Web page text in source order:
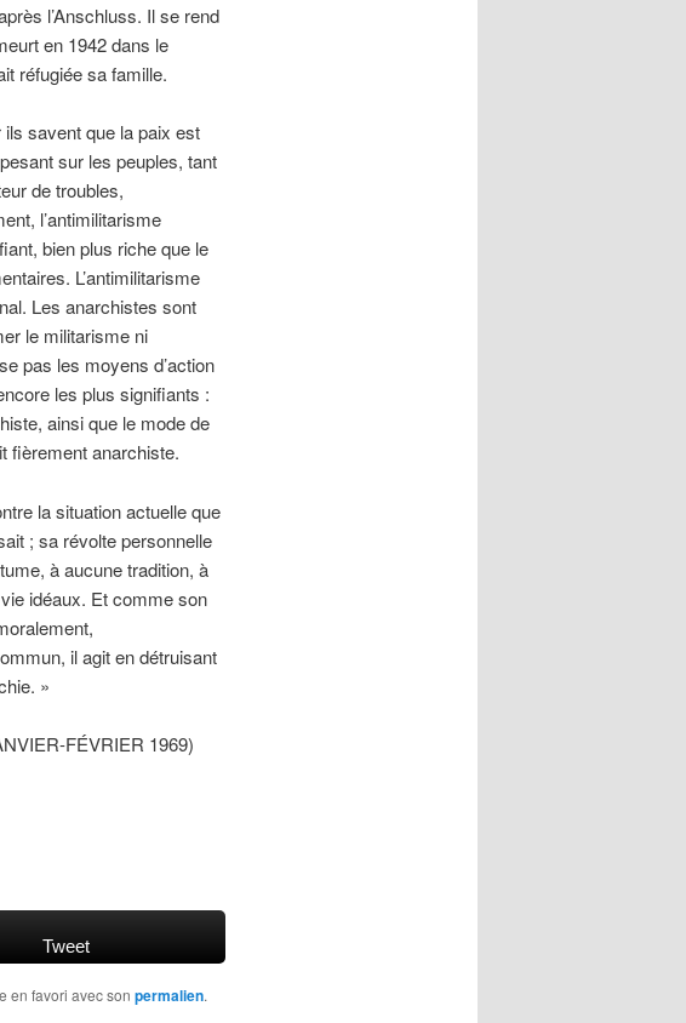
l’Anschluss. Il se rend
en 1942 dans le
réfugiée sa famille.
savent que la paix est
sur les peuples, tant
de troubles,
l’antimilitarisme
bien plus riche que le
L’antimilitarisme
Les anarchistes sont
le militarisme ni
pas les moyens d’action
les plus signifiants :
ainsi que le mode de
fièrement anarchiste.
la situation actuelle que
; sa révolte personnelle
à aucune tradition, à
idéaux. Et comme son
il agit en détruisant
»
FÉVRIER 1969)
Tweet
en favori avec son permalien.